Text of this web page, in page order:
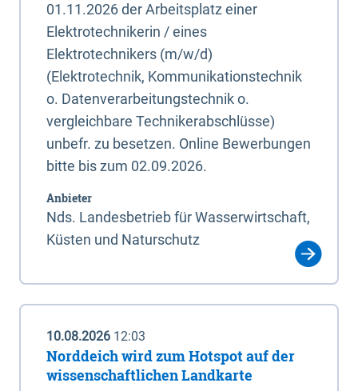
01.11.2026 der Arbeitsplatz einer
Elektrotechnikerin / eines
Elektrotechnikers (m/w/d)
(Elektrotechnik, Kommunikationstechnik
o. Datenverarbeitungstechnik o.
vergleichbare Technikerabschlüsse)
unbefr. zu besetzen. Online Bewerbungen
bitte bis zum 02.09.2026.
Anbieter
Nds. Landesbetrieb für Wasserwirtschaft,
Küsten und Naturschutz
10.08.2026 12:03
Norddeich wird zum Hotspot auf der
wissenschaftlichen Landkarte